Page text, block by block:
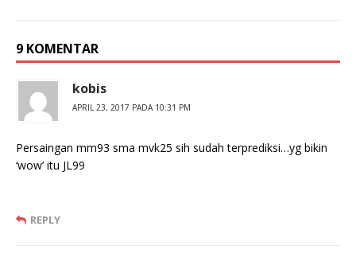
9 KOMENTAR
kobis
APRIL 23, 2017 PADA 10:31 PM
Persaingan mm93 sma mvk25 sih sudah terprediksi…yg bikin
‘wow’ itu JL99
REPLY